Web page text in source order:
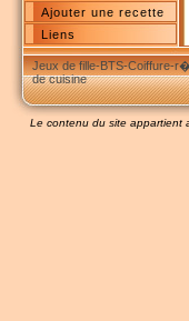
Ajouter une recette
Liens
Jeux de fille-BTS-Coiffure-
de cuisine
Le contenu du site appartient